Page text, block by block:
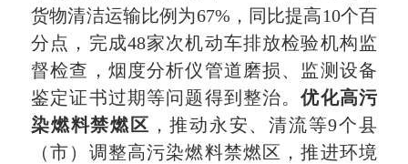
货物清洁运输比例为67%，同比提高10个百
分点，完成48家次机动车排放检验机构监
督检查，烟度分析仪管道磨损、监测设备
鉴定证书过期等问题得到整治。优化高污
染燃料禁燃区 ，推动永安、清流等9个县
（市）调整高污染燃料禁燃区，推进环境